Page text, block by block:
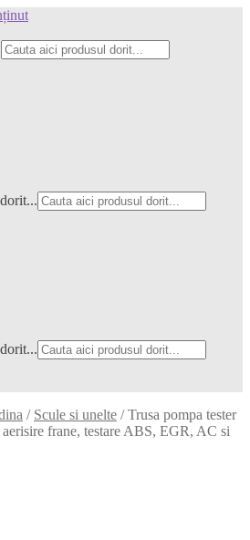
/ Scule si unelte /Trusa pompa tester
frane, testare ABS, EGR, AC si